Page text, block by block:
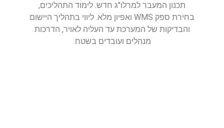
תכנון המעבר למרלו"ג חדש. לימוד התהליכים,
בחירת ספק WMS ואפיון מלא. ליווי בתהליך היישום
והבדיקות של המערכת עד העליה לאויר, הדרכות
מנהלים ועובדים בשטח.